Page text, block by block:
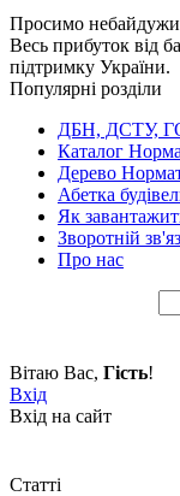
Просимо
Весь прибуток від
підтримку України.
Популярні розділи
ДБН, ДСТУ,
Каталог
Дерево
Абетка
Як
Зворотній
Про нас
Вітаю Вас, Гість!
Вхід
Вхід на сайт
Статті